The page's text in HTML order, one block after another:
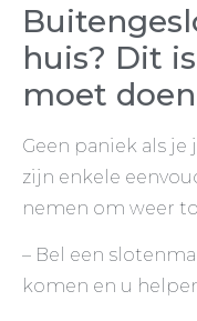
huis? Dit
moet doen
Geen paniek als
zijn enkele
nemen om weer
– Bel een
komen en u